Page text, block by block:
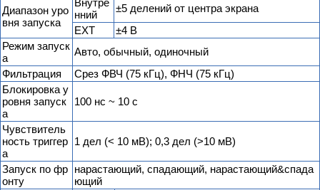
Диапазон уро
вня запуска
Внутре
нний
±5 делений от центра экрана
EXT
±4 В
Режим запуск
а
Авто, обычный, одиночный
Фильтрация
Срез ФВЧ (75 кГц), ФНЧ (75 кГц)
Блокировка у
ровня запуск
а
100 нс ~ 10 с
Чувствитель
ность триггер
а
1 дел (< 10 мВ); 0,3 дел (>10 мВ)
Запуск по фр
онту
нарастающий, спадающий, нарастающий&спада
ющий